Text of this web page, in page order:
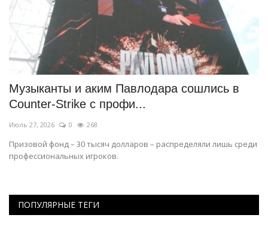
Музыканты и аким Павлодара сошлись в
Counter-Strike c профи...
Июль 27, 2026 0 268
Призовой фонд – 30 тысяч долларов – распределяли лишь среди
профессиональных игроков.
ПОПУЛЯРНЫЕ ТЕГИ